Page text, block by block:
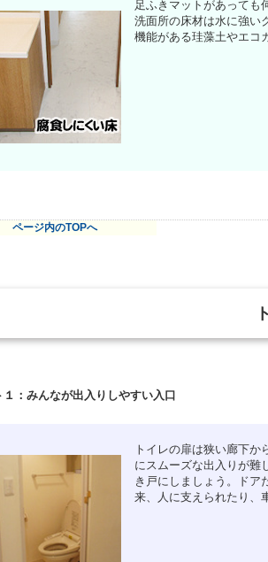
足ふきマットがあっても
洗面所の床材は水に強い
機能がある珪藻土やエコ
ページ内のTOPへ
１：みんなが出入りしやすい入口
トイレの扉は狭い廊下
にスムーズな出入りが難
き戸にしましょう。ドア
来、人に支えられたり、